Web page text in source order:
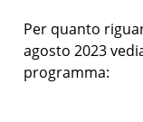
Per quanto
agosto 2023
programma: